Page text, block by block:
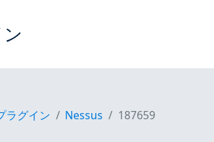
ラグイン Nessus 187659